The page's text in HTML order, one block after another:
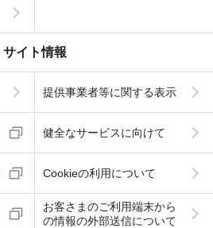
サイト情報
提供事業者等に関する表示
健全なサービスに向けて
Cookieの利用について
お客さまのご利用端末から
の情報の外部送信について